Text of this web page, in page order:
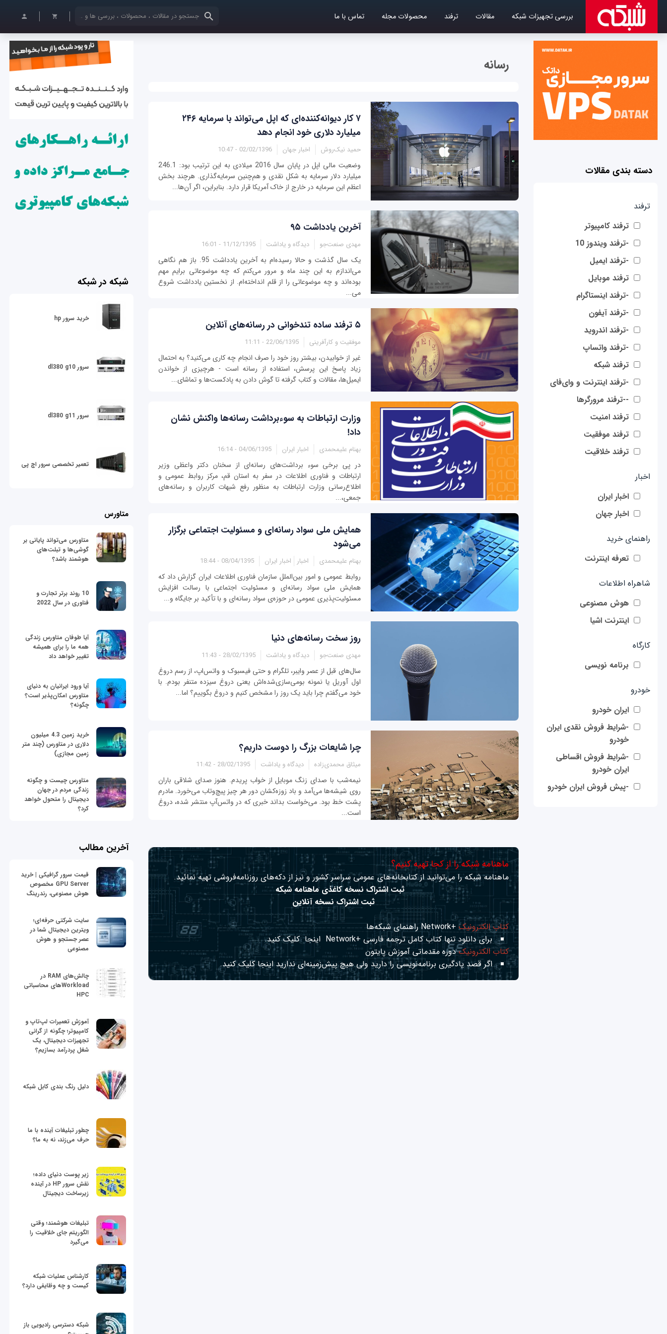
بررسی تجهیزات شبکه مقالات ترفند محصولات مجله تماس با ما کلمات کلیدی خود را وارد کنید
دسته بندی مقالات
ترفند
ترفند کامپیوتر
-ترفند ویندوز 10
-ترفند ایمیل
ترفند موبایل
-ترفند اینستاگرام
-ترفند آیفون
-ترفند اندروید
-ترفند واتساپ
ترفند شبکه
-ترفند اینترنت و وای‌فای
--ترفند مرورگرها
ترفند امنیت
ترفند موفقیت
ترفند خلاقیت
اخبار
اخبار ایران
اخبار جهان
راهنمای خرید
تعرفه اینترنت
شاهراه اطلاعات
هوش مصنوعی
اینترنت اشیا
کارگاه
برنامه نویسی
خودرو
ایران خودرو
-شرایط فروش نقدی ایران
خودرو
-شرایط فروش اقساطی
ایران خودرو
-پیش فروش ایران خودرو
رسانه
۷ کار دیوانه‌کننده‌ای که اپل می‌تواند با سرمایه ۲۴۶
میلیارد دلاری خود انجام دهد
حمید نیک‌روش اخبار جهان 02/02/1396 - 10:47
وضعیت مالی اپل در پایان سال 2016 میلادی به این ترتیب بود: 246.1
میلیارد دلار سرمایه به شکل نقدی و هم‌چنین سرمایه‌گذاری. هرچند بخش
اعظم این سرمایه در خارج از خاک آمریکا قرار دارد. بنابراین، اگر آن‌ها...
آخرین یادداشت ۹۵
مهدی صنعت‌جو دیدگاه و یاداشت 11/12/1395 - 16:01
یک سال گذشت و حالا رسیده‌ام به آخرین یادداشت 95. باز هم نگاهی
می‌اندازم به این چند ماه و مرور می‌کنم که چه موضوعاتی برایم مهم
بوده‌اند و چه موضوعاتی را از قلم انداخته‌ام. از نخستین یادداشت شروع
می‌...
۵ ترفند ساده تندخوانی در رسانه‌های آنلاین
موفقیت و کارآفرینی 22/06/1395 - 11:11
غیر از خوابيدن، بیشتر روز خود را صرف انجام چه کاری می‌کنید؟ به احتمال
زیاد پاسخ این پرسش، استفاده از رسانه است - هرچیزی از خواندن
ایمیل‌ها، مقالات و کتاب گرفته تا گوش دادن به پادکست‌ها و تماشای...
وزارت ارتباطات به سوء‌برداشت رسانه‌ها واکنش نشان
داد!
بهنام علیمحمدی اخبار ایران 04/06/1395 - 16:14
در پی برخی سوء برداشت‌های رسانه‌ای از سخنان دکتر واعظی وزیر
ارتباطات و فناوری اطلاعات در سفر به استان قم، مرکز روابط عمومی و
اطلاع‌رسانی وزارت ارتباطات به منظور رفع شبهات کاربران و رسانه‌های
جمعی،...
همایش ملی سواد رسانه‌ای و مسئولیت اجتماعی برگزار
می‌شود
بهنام علیمحمدی اخبار اخبار ایران 08/04/1395 - 18:44
روابط عمومی و امور بین‌الملل سازمان فناوری اطلاعات ایران گزارش داد که
همایش ملی سواد رسانه‌ای و مسئولیت اجتماعی با رسالت افزایش
مسئولیت‌پذیری عمومی در حوزه‌ی سواد رسانه‌ای و با تأکید بر جایگاه و...
روز سخت رسانه‌های دنیا
مهدی صنعت‌جو دیدگاه و یاداشت 28/02/1395 - 11:43
سال‌های قبل از عصر وایبر، تلگرام و حتی فیسبوک و واتس‌اپ، از رسم دروغ
اول آوریل یا نمونه بومی‌سازی‌شده‌اش یعنی دروغ سیزده متنفر بودم. با
خود می‌گفتم چرا باید یک روز را مشخص کنیم و دروغ بگوییم؟ اما...
چرا شایعات‌ بزرگ را دوست داریم؟
میثاق محمدی‌زاده دیدگاه و یاداشت 28/02/1395 - 11:42
نیمه‌شب با صدای زنگ موبایل از خواب پریدم. هنوز صدای شلاقی باران
روی شیشه‌ها می‌آمد و باد زوزه‌کشان دور هر چیز پیچ‌وتاب می‌خورد. مادرم
پشت خط بود. می‌خواست بداند خبری که در واتس‌آپ منتشر شده، دروغ
است...
ماهنامه شبکه را از کجا تهیه کنیم؟
ماهنامه شبکه را می‌توانید از کتابخانه‌های عمومی سراسر کشور و نیز از دکه‌های روزنامه‌فروشی تهیه نمائید.
ثبت اشتراک نسخه کاغذی ماهنامه شبکه
ثبت اشتراک نسخه آنلاین
کتاب الکترونیک +Network راهنمای شبکه‌ها
برای دانلود تنها کتاب کامل ترجمه فارسی +Network
اینجا کلیک کنید.
کتاب الکترونیکدوره مقدماتی آموزش پایتون
اگر قصد یادگیری برنامه‌نویسی را دارید ولی هیچ پیش‌زمینه‌ای نداریداینجا کلیک کنید.
شبکه در شبکه
خرید سرور hp
سرور dl380 g10
سرور dl380 g11
تعمیر تخصصی سرور اچ پی
متاورس
متاورس می‌تواند پایانی بر
گوشی‌ها و تبلت‌های
هوشمند باشد؟
10 روند برتر تجارت و
فناوری در سال 2022
آیا طوفان متاورس زندگی
همه ما را برای همیشه
تغییر خواهد داد
آیا ورود ایرانیان به دنیای
متاورس امکان‌پذیر است؟
چگونه؟
خرید زمین 4.3 میلیون
دلاری در متاورس (چند متر
زمین مجازی)
متاورس چیست و چگونه
زندگی مردم در جهان
دیجیتال را متحول خواهد
کرد؟
آخرین مطالب
قیمت سرور گرافیکی | خرید
GPU Server مخصوص
هوش مصنوعی، رندرینگ
سایت شرکتی حرفه‌ای؛
ویترین دیجیتال شما در
عصر جستجو و هوش
مصنوعی
چالش‌های RAM در
Workloadهای محاسباتی
HPC
آموزش تعمیرات لپ‌تاپ و
کامپیوتر؛ چگونه از گرانی
تجهیزات دیجیتال، یک
شغل پردرآمد بسازیم؟
دلیل رنگ بندی کابل شبکه
چطور تبلیغات آینده با ما
حرف می‌زند، نه به ما؟
زیر پوست دنیای داده؛
نقش سرور HP در آینده
زیرساخت دیجیتال
تبلیغات هوشمند؛ وقتی
الگوریتم جای خلاقیت را
می‌گیرد
کارشناس عملیات شبکه
کیست و چه وظایفی دارد؟
شبکه دسترسی رادیویی باز